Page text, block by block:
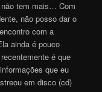
tem mais… Com
não posso dar o
com a
ainda é pouco
é que
que eu
em disco (cd)